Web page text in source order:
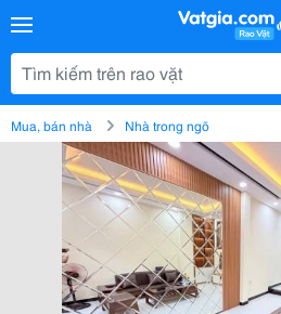
Mua, bán nhà Nhà trong ngõ